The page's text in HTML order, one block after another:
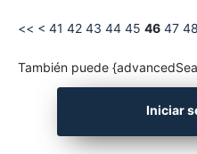
<< < 41 42 43 44 45 46 47 48
También puede
Iniciar